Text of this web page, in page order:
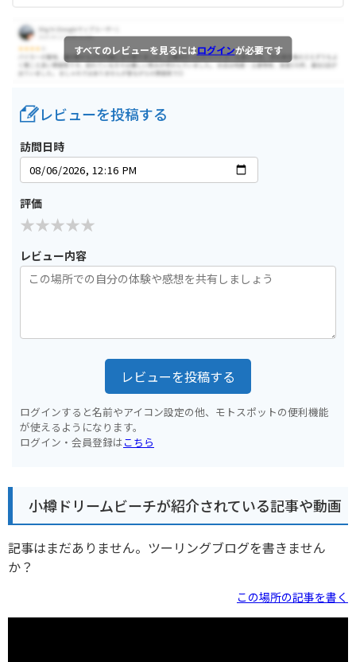
すべてのレビューを見るにはログインが必要です
レビューを投稿する
訪問日時
評価
レビュー内容
レビューを投稿する
ログインすると名前やアイコン設定の他、モトスポットの便利機能
が使えるようになります。
ログイン・会員登録はこちら
小樽ドリームビーチが紹介されている記事や動画
記事はまだありません。ツーリングブログを書きません
か？
この場所の記事を書く